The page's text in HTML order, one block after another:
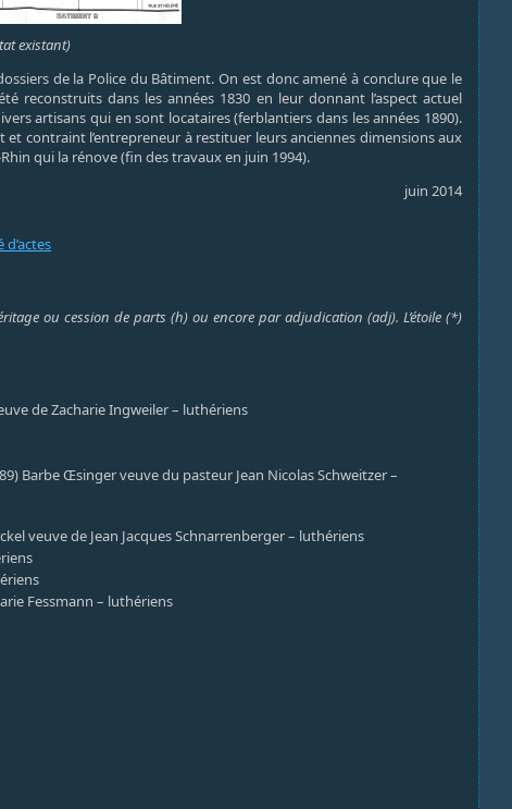
existant)
de la Police du Bâtiment. On est donc amené à conclure que le
reconstruits dans les années 1830 en leur donnant l’aspect actuel
artisans qui en sont locataires (ferblantiers dans les années 1890).
et contraint l’entrepreneur à restituer leurs anciennes dimensions aux
qui la rénove (fin des travaux en juin 1994).
juin 2014
d’actes
ou cession de parts (h) ou encore par adjudication (adj). L’étoile (*)
de Zacharie Ingweiler – luthériens
Barbe Œsinger veuve du pasteur Jean Nicolas Schweitzer –
veuve de Jean Jacques Schnarrenberger – luthériens
Fessmann – luthériens